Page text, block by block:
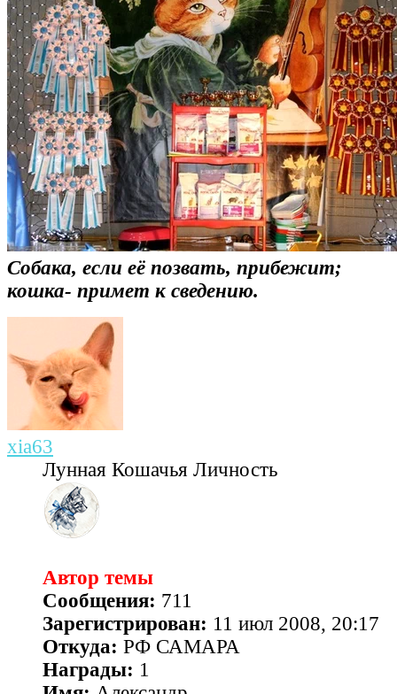
Собака, если её позвать, прибежит;
кошка- примет к сведению.
xia63
Лунная Кошачья Личность
Автор темы
Сообщения: 711
Зарегистрирован: 11 июл 2008, 20:17
Откуда: РФ САМАРА
Награды: 1